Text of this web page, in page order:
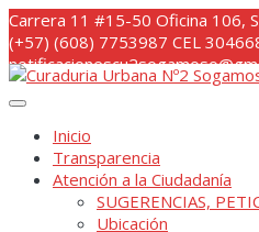
Skip
to
content
Carrera 11 #15-50 Oficina 106,
(+57) (608) 7753987 CEL
Inicio
Transparencia
Atención a la Ciudadanía
SUGERENCIAS,
Ubicación